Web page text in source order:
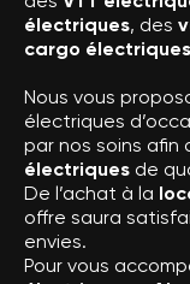
électriques, des
cargo électriques
Nous vous
électriques
par nos soins afin
électriques de
De l’achat à la
offre saura
envies.
Pour vous